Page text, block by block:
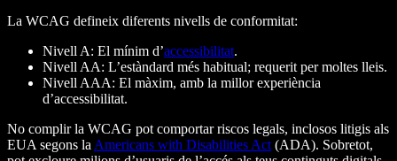
La WCAG defineix diferents nivells de conformitat:
Nivell A: El mínim d’accessibilitat.
Nivell AA: L’estàndard més habitual; requerit per moltes lleis.
Nivell AAA: El màxim, amb la millor experiència
d’accessibilitat.
No complir la WCAG pot comportar riscos legals, inclosos litigis als
EUA segons laAmericans with Disabilities Act(ADA). Sobretot,